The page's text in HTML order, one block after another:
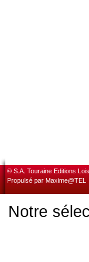
© S.A. Touraine Editions
Propulsé par Maxime@TEL
Notre